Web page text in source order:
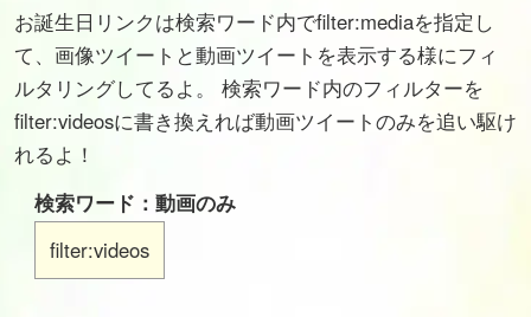
お誕生日リンクは検索ワード内でfilter:mediaを指定し
て、画像ツイートと動画ツイートを表示する様にフィ
ルタリングしてるよ。 検索ワード内のフィルターを
filter:videosに書き換えれば動画ツイートのみを追い駆け
れるよ！
検索ワード：動画のみ
filter:videos